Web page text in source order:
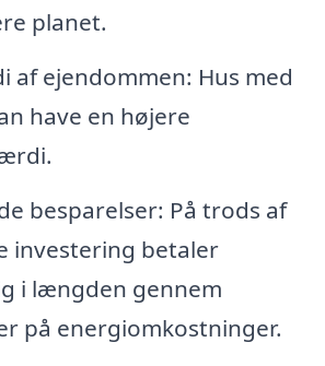
planet.
ejendommen: Hus med
have en højere
besparelser: På trods af
investering betaler
i længden gennem
på energiomkostninger.